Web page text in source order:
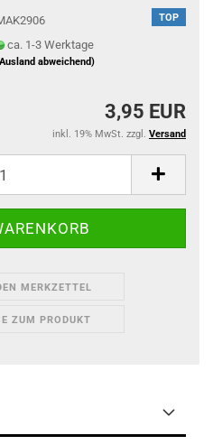
TOP
ca. 1-3 Werktage
abweichend)
3,95 EUR
inkl. 19% MwSt. zzgl. Versand
MERKZETTEL
ZUM PRODUKT